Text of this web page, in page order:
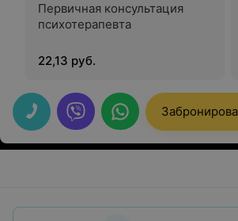
Первичная консультация
психотерапевта
22,13 руб.